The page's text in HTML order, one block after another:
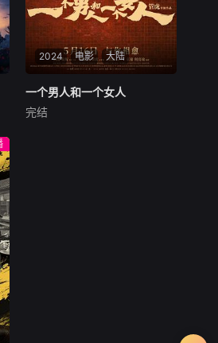
2024 电影 大陆
一个男人和一个女人
黄渤
一个男人和一个女人
完结